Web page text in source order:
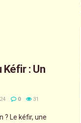
: Un
0 31
? Le kéfir, une